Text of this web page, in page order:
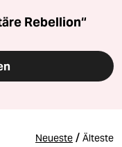
Rebellion“
Neueste / Älteste